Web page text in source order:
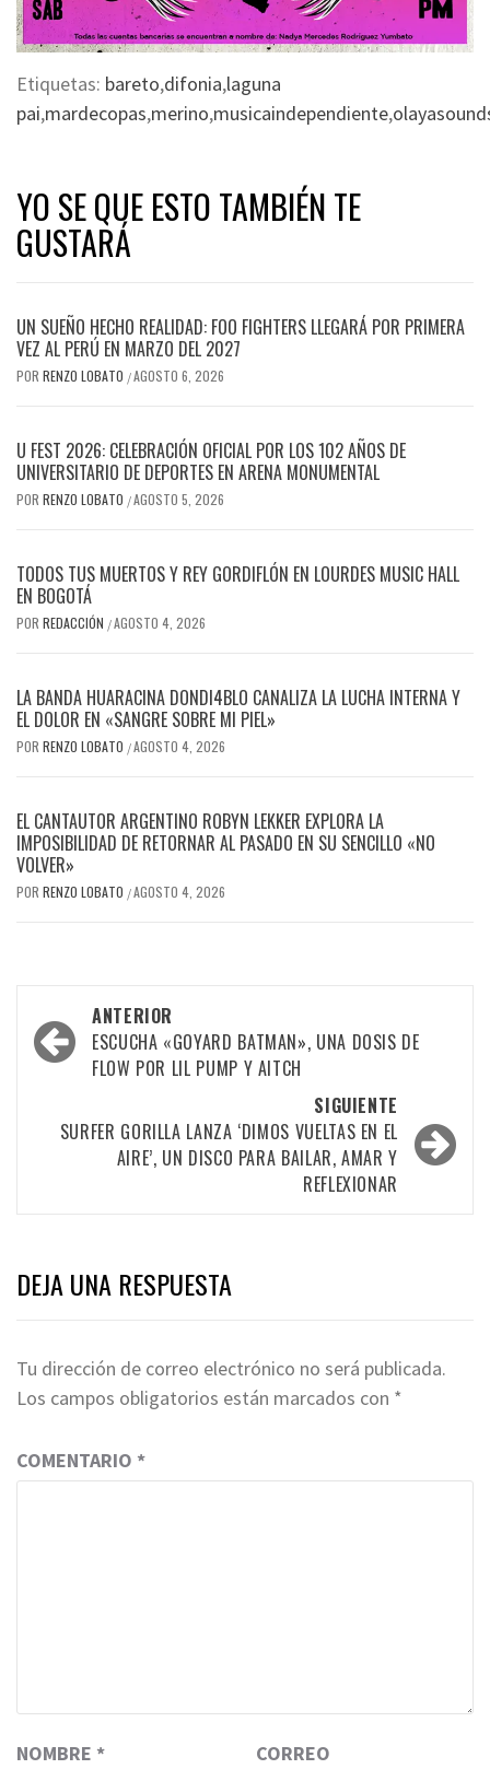
Etiquetas: bareto,difonia,laguna
pai,mardecopas,merino,musicaindependiente,
YO SE QUE ESTO TAMBIÉN TE
GUSTARÁ
UN SUEÑO HECHO REALIDAD: FOO FIGHTERS LLEGARÁ POR PRIMERA
VEZ AL PERÚ EN MARZO DEL 2027
POR RENZO LOBATO /AGOSTO 6, 2026
U FEST 2026: CELEBRACIÓN OFICIAL POR LOS 102 AÑOS DE
UNIVERSITARIO DE DEPORTES EN ARENA MONUMENTAL
POR RENZO LOBATO /AGOSTO 5, 2026
TODOS TUS MUERTOS Y REY GORDIFLÓN EN LOURDES MUSIC HALL
EN BOGOTÁ
POR REDACCIÓN /AGOSTO 4, 2026
LA BANDA HUARACINA DONDI4BLO CANALIZA LA LUCHA INTERNA Y
EL DOLOR EN «SANGRE SOBRE MI PIEL»
POR RENZO LOBATO /AGOSTO 4, 2026
EL CANTAUTOR ARGENTINO ROBYN LEKKER EXPLORA LA
IMPOSIBILIDAD DE RETORNAR AL PASADO EN SU SENCILLO «NO
VOLVER»
POR RENZO LOBATO /AGOSTO 4, 2026
Navegación
por
entradas
ANTERIOR
ESCUCHA «GOYARD BATMAN», UNA DOSIS DE
FLOW POR LIL PUMP Y AITCH
SIGUIENTE
SURFER GORILLA LANZA ‘DIMOS VUELTAS EN EL
AIRE’, UN DISCO PARA BAILAR, AMAR Y
REFLEXIONAR
DEJA UNA RESPUESTA
Tu dirección de correo electrónico no será publicada.
Los campos obligatorios están marcados con *
COMENTARIO *
NOMBRE *
CORREO